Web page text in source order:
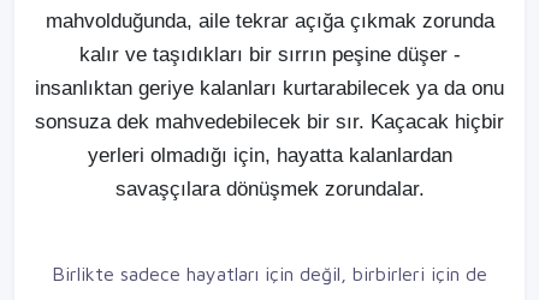
mahvolduğunda, aile tekrar açığa çıkmak zorunda
kalır ve taşıdıkları bir sırrın peşine düşer -
insanlıktan geriye kalanları kurtarabilecek ya da onu
sonsuza dek mahvedebilecek bir sır. Kaçacak hiçbir
yerleri olmadığı için, hayatta kalanlardan
savaşçılara dönüşmek zorundalar.
Birlikte sadece hayatları için değil, birbirleri için de